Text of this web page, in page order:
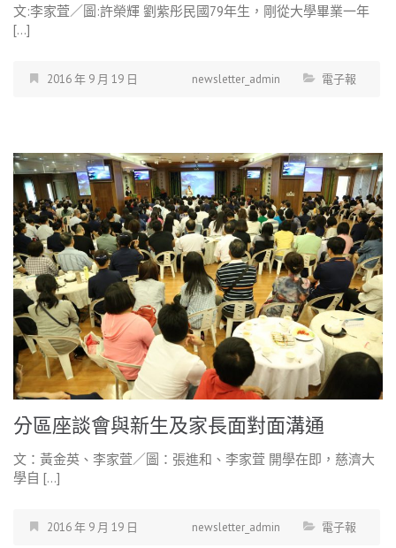
文:李家萓／圖:許榮輝 劉紫彤民國79年生，剛從大學畢業一年
[…]
2016 年 9 月 19 日 newsletter_admin 電子報
分區座談會與新生及家長面對面溝通
文：黃金英、李家萓／圖：張進和、李家萓 開學在即，慈濟大
學自 […]
2016 年 9 月 19 日 newsletter_admin 電子報